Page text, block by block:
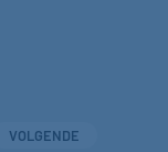
VOLGENDE